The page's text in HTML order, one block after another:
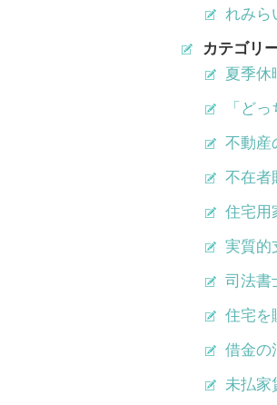
れみら
カテゴリ
夏季休
「ど
不動産
不在者
住宅用
実質的
司法書
住宅を
借金の
未払家